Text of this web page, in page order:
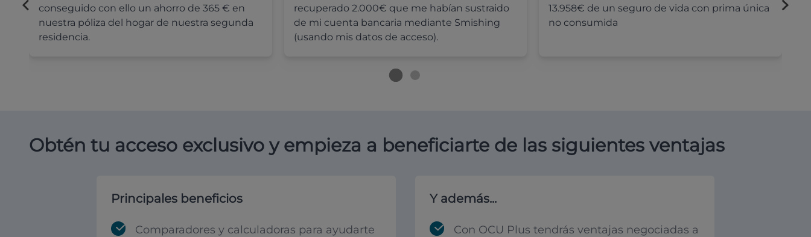
conseguido con ello un ahorro de 365 € en
nuestra póliza del hogar de nuestra segunda
residencia.
recuperado 2.000€ que me habían sustraido
de mi cuenta bancaria mediante Smishing
(usando mis datos de acceso).
13.958€ de un seguro de vida con prima única
no consumida
Obtén tu acceso exclusivo y empieza a beneficiarte de las siguientes ventajas
Principales beneficios
Comparadores y calculadoras para ayudarte
Y además...
Con OCU Plus tendrás ventajas negociadas a